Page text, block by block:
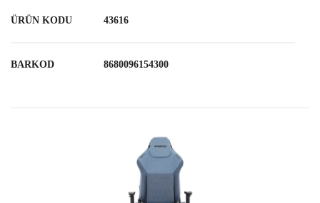
ÜRÜN KODU 43616
BARKOD 8680096154300